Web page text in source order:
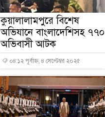
কুয়ালালামপুরে বিশেষ
অভিযানে বাংলাদেশিসহ ৭৭০
অভিবাসী আটক
০৪:১২ পূর্বাহ্ন, ৪ সেপ্টেম্বর ২০২৫